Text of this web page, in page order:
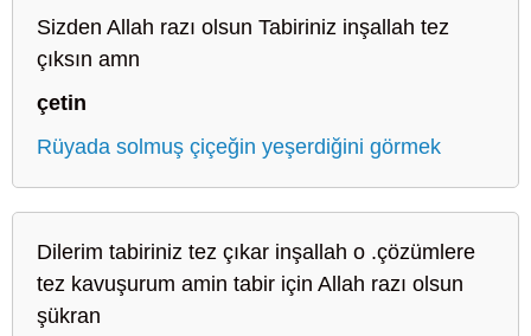
Sizden Allah razı olsun Tabiriniz inşallah tez
çıksın amn
çetin
Rüyada solmuş çiçeğin yeşerdiğini görmek
Dilerim tabiriniz tez çıkar inşallah o .çözümlere
tez kavuşurum amin tabir için Allah razı olsun
şükran